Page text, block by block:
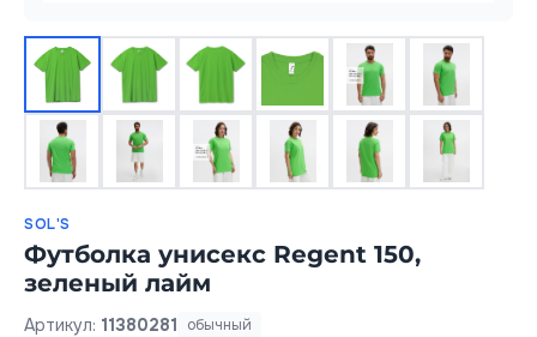
SOL'S
Футболка унисекс Regent 150,
зеленый лайм
Артикул: 11380281 обычный